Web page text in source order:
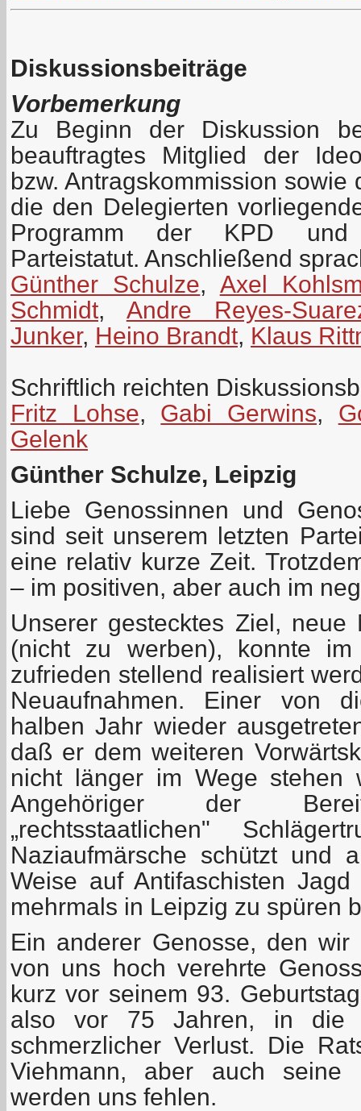
Diskussionsbeiträge
Vorbemerkung
Zu Beginn der Diskussion
beauftragtes Mitglied der
bzw. Antragskommission sowie
die den Delegierten
Programm der KPD und
Parteistatut. Anschließend
Günther Schulze, Axel
Schmidt, Andre Reyes-
Junker, Heino Brandt, Klaus
Schriftlich reichten
Fritz Lohse, Gabi Gerwins,
Gelenk
Günther Schulze, Leipzig
Liebe Genossinnen und
sind seit unserem letzten
eine relativ kurze Zeit.
– im positiven, aber auch im
Unserer gestecktes Ziel, neue
(nicht zu werben), konnte im
zufrieden stellend realisiert
Neuaufnahmen. Einer von
halben Jahr wieder
daß er dem weiteren
nicht länger im Wege stehen
Angehöriger der
„rechtsstaatlichen"
Naziaufmärsche schützt und
Weise auf Antifaschisten
mehrmals in Leipzig zu spüren
Ein anderer Genosse, den
von uns hoch verehrte
kurz vor seinem 93.
also vor 75 Jahren, in die
schmerzlicher Verlust. Die
Viehmann, aber auch seine
werden uns fehlen.